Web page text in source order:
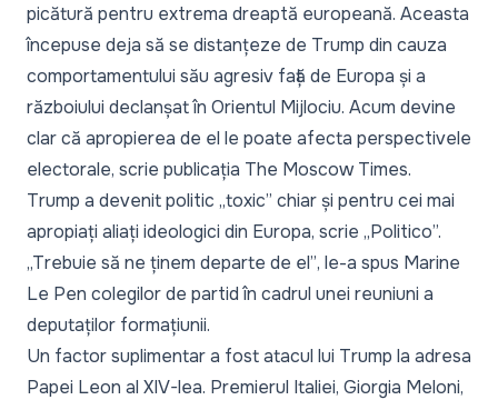
picătură pentru extrema dreaptă europeană. Aceasta
începuse deja să se distanțeze de Trump din cauza
comportamentului său agresiv față de Europa și a
războiului declanșat în Orientul Mijlociu. Acum devine
clar că apropierea de el le poate afecta perspectivele
electorale, scrie publicația The Moscow Times.
Trump a devenit politic „toxic” chiar și pentru cei mai
apropiați aliați ideologici din Europa, scrie „Politico”.
„Trebuie să ne ținem departe de el”, le-a spus Marine
Le Pen colegilor de partid în cadrul unei reuniuni a
deputaților formațiunii.
Un factor suplimentar a fost atacul lui Trump la adresa
Papei Leon al XIV-lea. Premierul Italiei, Giorgia Meloni,